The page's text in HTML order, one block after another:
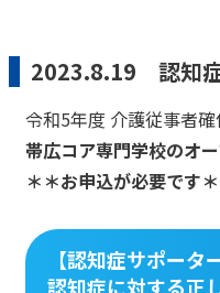
2023.8.19 認知
令和5年度 介護従事者
帯広コア専門学校のオ
＊＊お申込が必要で
【認知症サポーター
認知症に対する正